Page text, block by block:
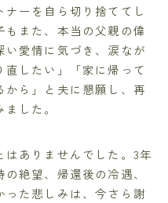
ーを自ら切り捨ててし
もまた、本当の父親の偉
愛情に気づき、涙なが
したい」「家に帰って
ら」と夫に懇願し、再
した。
はありませんでした。3年
絶望、帰還後の冷遇、
た悲しみは、今さら謝